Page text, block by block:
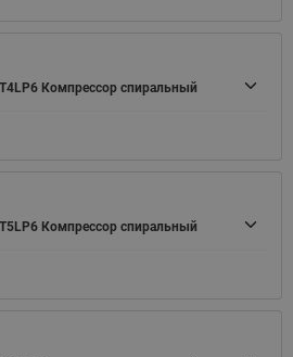
Компрессор спиральный
Компрессор спиральный